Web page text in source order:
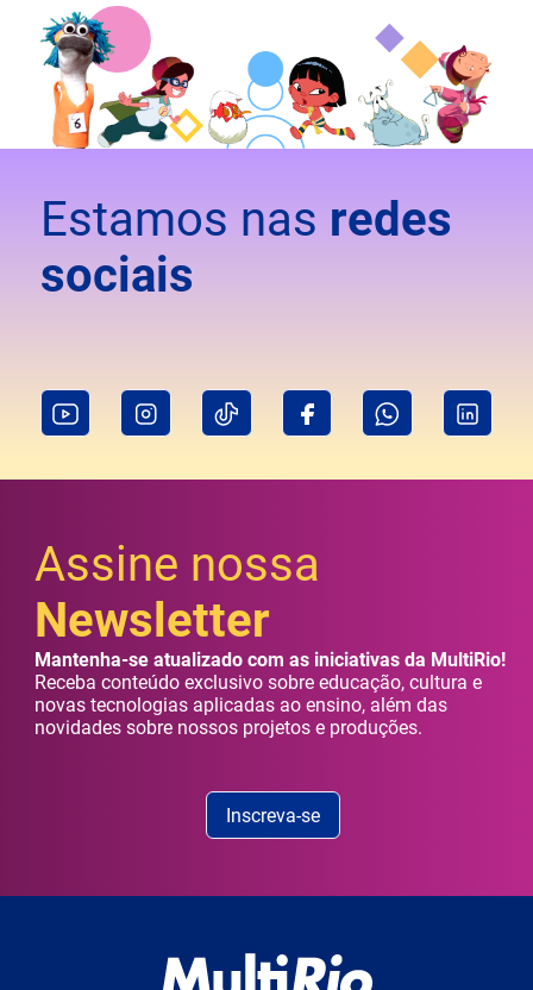
Estamos nas redes
sociais
Assine nossa
Newsletter
Mantenha-se atualizado com as iniciativas da MultiRio!
Receba conteúdo exclusivo sobre educação, cultura e
novas tecnologias aplicadas ao ensino, além das
novidades sobre nossos projetos e produções.
Inscreva-se